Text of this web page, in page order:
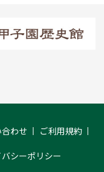
わせ ご利用規約
シーポリシー